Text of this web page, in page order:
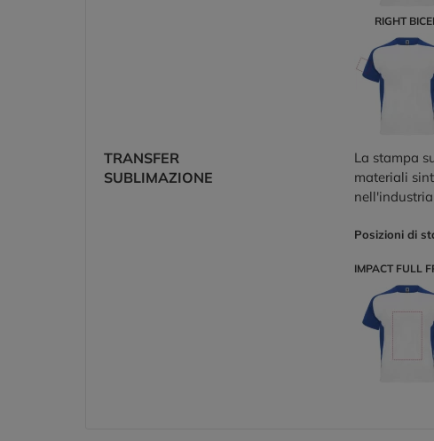
RIGHT
TRANSFER
SUBLIMAZIONE
La stampa
materiali
Posizioni di
IMPACT FULL